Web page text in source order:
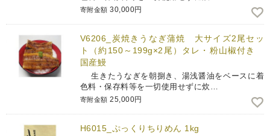
寄附金額 30,000円
V6206_炭焼きうなぎ蒲焼 大サイズ2尾セッ
ト（約150～199g×2尾）タレ・粉山椒付き
国産鰻
生きたうなぎを朝捌き、湯浅醤油をベースに着
色料・保存料等を一切使用せずに炊…
寄附金額 25,000円
H6015_ぷっくりちりめん 1kg